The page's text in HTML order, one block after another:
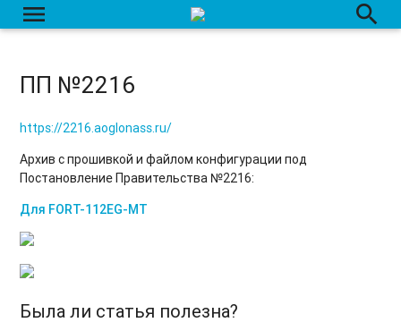
menu search
ПП №2216
https://2216.aoglonass.ru/
Архив с прошивкой и файлом конфигурации под
Постановление Правительства №2216:
Для FORT-112EG-MT
Была ли статья полезна?